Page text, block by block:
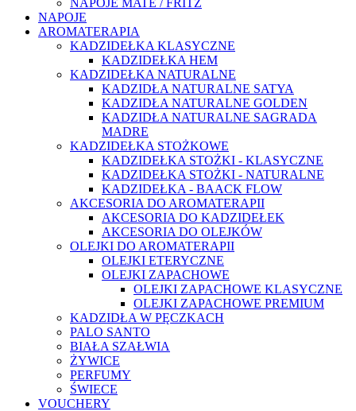
NAPOJE MATE / FRITZ
NAPOJE
AROMATERAPIA
KADZIDEŁKA KLASYCZNE
KADZIDEŁKA HEM
KADZIDEŁKA NATURALNE
KADZIDŁA NATURALNE SATYA
KADZIDŁA NATURALNE GOLDEN
KADZIDŁA NATURALNE SAGRADA
MADRE
KADZIDEŁKA STOŻKOWE
KADZIDEŁKA STOŻKI - KLASYCZNE
KADZIDEŁKA STOŻKI - NATURALNE
KADZIDEŁKA - BAACK FLOW
AKCESORIA DO AROMATERAPII
AKCESORIA DO KADZIDEŁEK
AKCESORIA DO OLEJKÓW
OLEJKI DO AROMATERAPII
OLEJKI ETERYCZNE
OLEJKI ZAPACHOWE
OLEJKI ZAPACHOWE KLASYCZNE
OLEJKI ZAPACHOWE PREMIUM
KADZIDŁA W PĘCZKACH
PALO SANTO
BIAŁA SZAŁWIA
ŻYWICE
PERFUMY
ŚWIECE
VOUCHERY